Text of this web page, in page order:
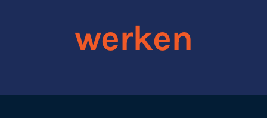
werken
Social media
Design